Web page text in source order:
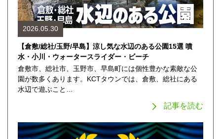
2026.05.30
【倉敷/総社/玉野/早島】涼し気な水辺のある公園15選 噴
水・小川・ウォータースライダー・ビーチ
倉敷市、総社市、玉野市、早島町には個性豊かな素敵な公
園が数多くあります。KCTタウンでは、倉敷、総社にある
水辺で遊ぶこと…
記事を読む